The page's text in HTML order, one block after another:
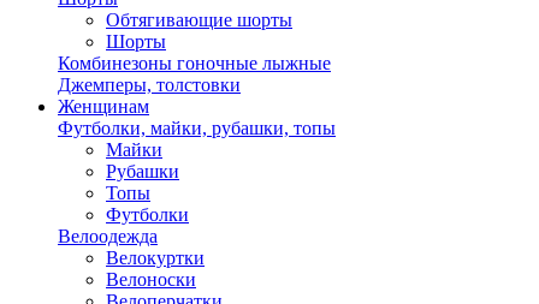
Обтягивающие шорты
Шорты
Комбинезоны гоночные лыжные
Джемперы, толстовки
Женщинам
Футболки, майки, рубашки, топы
Майки
Рубашки
Топы
Футболки
Велоодежда
Велокуртки
Велоноски